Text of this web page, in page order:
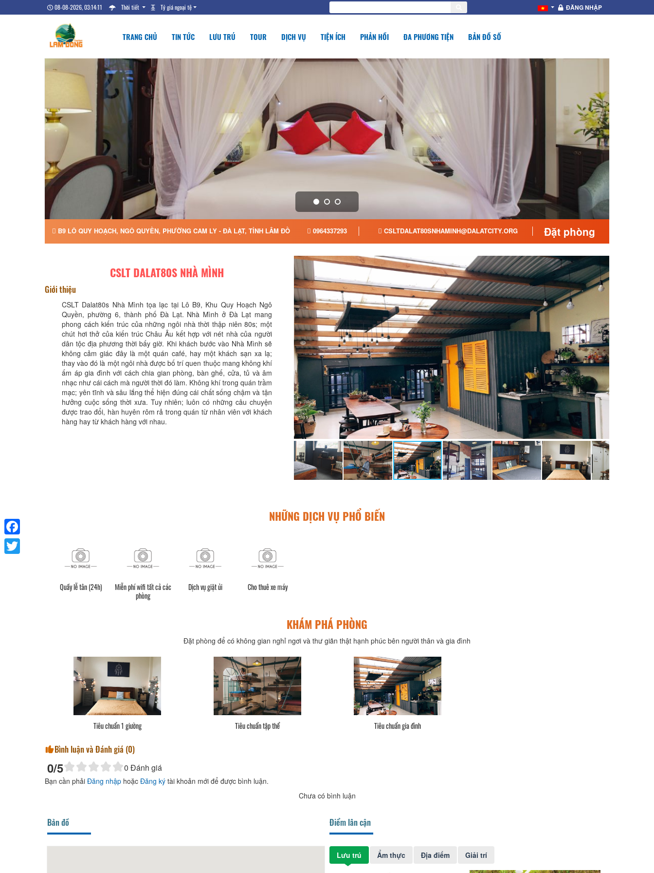
08-08-2026, 03:14:12 Thời tiết Tỷ giá ngoại tệ ĐĂNG NHẬP
TRANG CHỦ TIN TỨC LƯU TRÚ TOUR DỊCH VỤ TIỆN ÍCH PHẢN HỒI ĐA PHƯƠNG TIỆN BẢN ĐỒ SỐ
B9 LÔ QUY HOẠCH, NGÔ QUYỀN, PHƯỜNG CAM LY - ĐÀ LẠT, TỈNH LÂM ĐỒNG 0964337293 CSLTDALAT80SNHAMINH@DALATCITY.ORG Đặt phòng
CSLT DALAT80S NHÀ MÌNH
Giới thiệu
CSLT Dalat80s Nhà Mình tọa lạc tại Lô B9, Khu Quy Hoạch Ngô
Quyền, phường 6, thành phố Đà Lạt. Nhà Mình ở Đà Lạt mang
phong cách kiến trúc của những ngôi nhà thời thập niên 80s; một
chút hơi thở của kiến trúc Châu Âu kết hợp với nét nhà của người
dân tộc địa phương thời bấy giờ. Khi khách bước vào Nhà Mình sẽ
không cảm giác đây là một quán café, hay một khách sạn xa lạ;
thay vào đó là một ngôi nhà được bố trí quen thuộc mang không khí
ấm áp gia đình với cách chia gian phòng, bàn ghế, cửa, tủ và âm
nhạc như cái cách mà người thời đó làm. Không khí trong quán trầm
mạc; yên tĩnh và sâu lắng thể hiện đúng cái chất sống chậm và tận
hưởng cuộc sống thời xưa. Tuy nhiên; luôn có những câu chuyện
được trao đổi, hàn huyên rôm rả trong quán từ nhân viên với khách
hàng hay từ khách hàng với nhau.
NHỮNG DỊCH VỤ PHỔ BIẾN
Quầy lễ tân (24h)
Miễn phí wifi tất cả các
phòng
Dịch vụ giặt ủi Cho thuê xe máy
KHÁM PHÁ PHÒNG
Đặt phòng để có không gian nghỉ ngơi và thư giãn thật hạnh phúc bên người thân và gia đình
Tiêu chuẩn 1 giường Tiêu chuẩn tập thể Tiêu chuẩn gia đình
Bình luận và Đánh giá (0)
0/5 0 Đánh giá
Bạn cần phải Đăng nhập hoặc Đăng ký tài khoản mới để được bình luận.
Chưa có bình luận
Bản đồ Điểm lân cận
Lưu trú Ẩm thực Địa điểm Giải trí
Facebook